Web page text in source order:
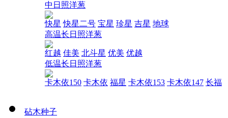
中日照洋葱
快星 快星二号 宝星 珍星 吉星 地球
高温长日照洋葱
红越 佳美 北斗星 优美 优越
低温长日照洋葱
卡木依150 卡木依 福星 卡木依153 卡木依147 长福
砧木种子